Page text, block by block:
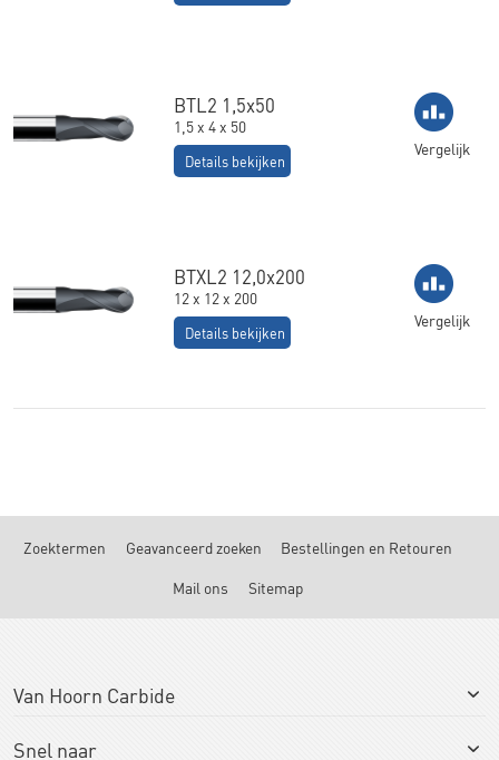
BTL2 1,5x50
1,5 x 4 x 50
Details bekijken
Vergelijk
BTXL2 12,0x200
12 x 12 x 200
Details bekijken
Vergelijk
Zoektermen Geavanceerd zoeken
Bestellingen en Retouren
Mail ons
Sitemap
Van Hoorn Carbide
Snel naar